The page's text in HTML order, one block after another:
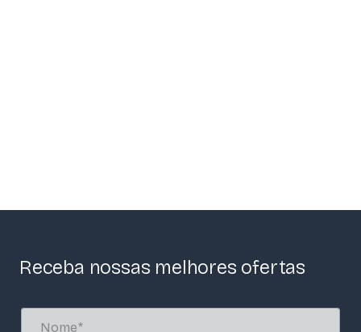
Receba nossas melhores ofertas